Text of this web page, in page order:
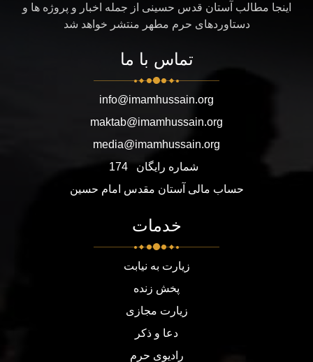
اینجا مطالب آستان قدس حسینی از جمله اخبار و پروژه ها و
دستاوردهای حرم مطهر منتشر خواهد شد
تماس با ما
info@imamhussain.org
maktab@imamhussain.org
media@imamhussain.org
شماره رایگان
174
حساب مالی آستان مقدس امام حسین
خدمات
زیارت به نیابت
پخش زنده
زیارت مجازی
دعا و ذکر
رادیوی حرم